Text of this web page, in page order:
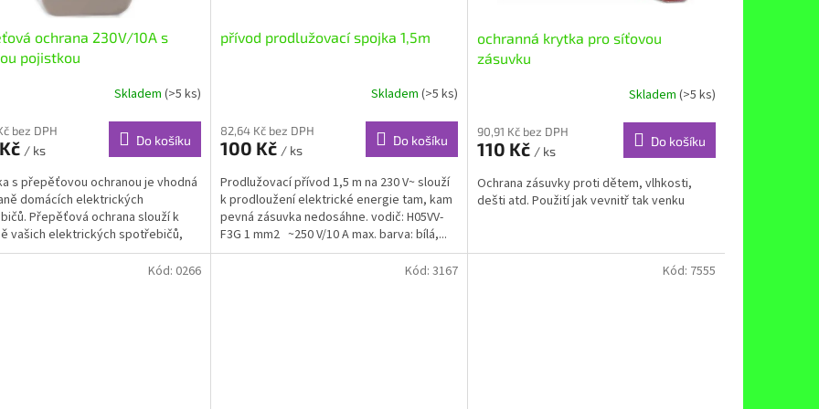
ochrana 230V/10A s
pojistkou
Skladem (>5 ks)
bez DPH
/ ks
Do košíku
s přepěťovou ochranou je vhodná
domácích elektrických
Přepěťová ochrana slouží k
vašich elektrických spotřebičů,
satelitních...
přívod prodlužovací spojka 1,5m
Skladem (>5 ks)
82,64 Kč bez DPH
100 Kč / ks
Do košíku
Prodlužovací přívod 1,5 m na 230 V~ slouží
k prodloužení elektrické energie tam, kam
pevná zásuvka nedosáhne. vodič: H05VV-
F3G 1 mm2 ~250 V/10 A max. barva: bílá,...
ochranná krytka pro síťovou
zásuvku
Skladem (>5 ks)
90,91 Kč bez DPH
110 Kč / ks
Do košíku
Ochrana zásuvky proti dětem, vlhkosti,
dešti atd. Použití jak vevnitř tak venku
Kód: 0266 Kód: 3167 Kód: 7555